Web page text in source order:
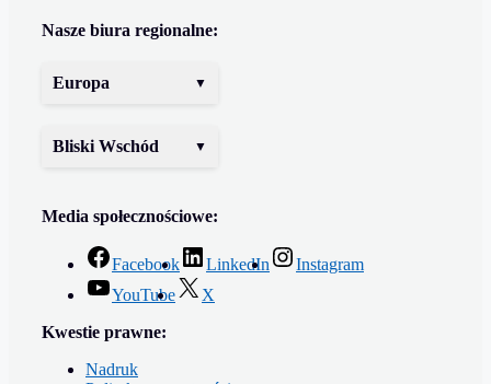
Nasze biura regionalne:
Europa
Bliski Wschód
Media społecznościowe:
Facebook LinkedIn
Instagram
YouTube
X
Kwestie prawne:
Nadruk